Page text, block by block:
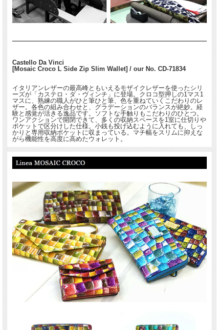
Castello Da Vinci
[Mosaic Croco L Side Zip Slim Wallet] / our No. CD-71834
イタリアンレザーの最高峰ともいえるモザイクレザーを使ったシリ
ーズが「カステロ・ダ・ヴィンチ」に登場。クロコ型押しの1マス1
マスに、熟練の職人がひと筆ひと筆、色を重ねていくこだわりのレ
ザー。各色の組み合わせと、グラデーションのバランスが絶妙。経
験と感覚が活きる逸品です。ソフトな手触りもこだわりのひとつ。
ワンアクションで開閉できて、多くの収納スペースを1室に仕切りや
ポケットで区分けした仕様。小銭も投げ込むように入れても、しっ
かりと専用収納ポケットに収まっている。マチ幅をスリムに抑えな
がら機能性を高度に高めたウォレット。